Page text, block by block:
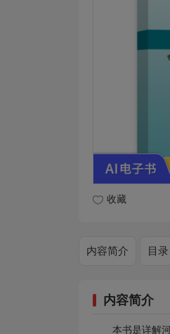
收藏
内容简介 目录
内容简介
本书是详解